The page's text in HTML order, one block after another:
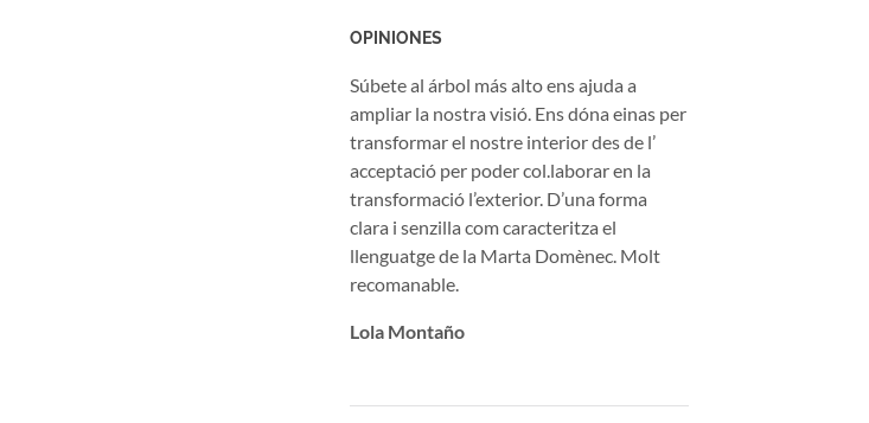
OPINIONES
Súbete al árbol más alto ens ajuda a
ampliar la nostra visió. Ens dóna einas per
transformar el nostre interior des de l’
acceptació per poder col.laborar en la
transformació l’exterior. D’una forma
clara i senzilla com caracteritza el
llenguatge de la Marta Domènec. Molt
recomanable.
Lola Montaño